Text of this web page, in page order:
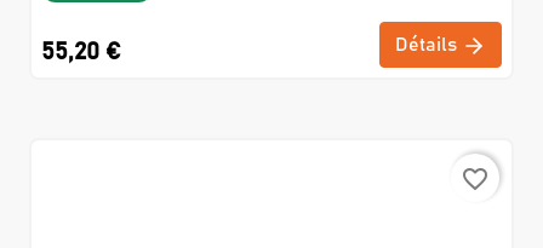
55,20 € Détails
favorite_border